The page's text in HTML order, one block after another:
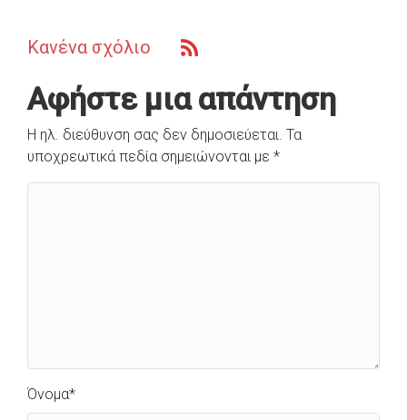
Κανένα σχόλιο
Αφήστε μια απάντηση
Η ηλ. διεύθυνση σας δεν δημοσιεύεται. Τα
υποχρεωτικά πεδία σημειώνονται με *
Όνομα*